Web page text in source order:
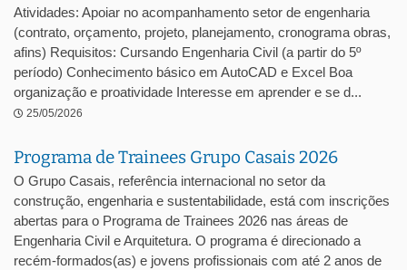
Atividades: Apoiar no acompanhamento setor de engenharia
(contrato, orçamento, projeto, planejamento, cronograma obras,
afins) Requisitos: Cursando Engenharia Civil (a partir do 5º
período) Conhecimento básico em AutoCAD e Excel Boa
organização e proatividade Interesse em aprender e se d...
25/05/2026
Programa de Trainees Grupo Casais 2026
O Grupo Casais, referência internacional no setor da
construção, engenharia e sustentabilidade, está com inscrições
abertas para o Programa de Trainees 2026 nas áreas de
Engenharia Civil e Arquitetura. O programa é direcionado a
recém-formados(as) e jovens profissionais com até 2 anos de